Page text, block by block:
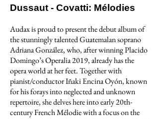
Dussaut - Covatti: Mélodies
Audax is proud to present the debut album of
the stunningly talented Guatemalan soprano
Adriana González, who, after winning Placido
Domingo’s Operalia 2019, already has the
opera world at her feet. Together with
pianist/conductor Iñaki Encina Oyón, known
for his forays into neglected and unknown
repertoire, she delves here into early 20th-
century French Mélodie with a focus on the